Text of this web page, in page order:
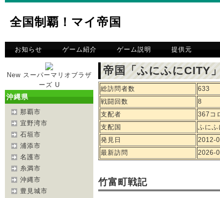
全国制覇！マイ帝国
お知らせ ゲーム紹介 ゲーム説明 提供元
New スーパーマリオブラザ
ーズ U
沖縄県
那覇市
宜野湾市
石垣市
浦添市
名護市
糸満市
沖縄市
豊見城市
帝国「ふにふにCITY
総訪問者数
633
戦闘回数
8
支配者
367コ
支配国
ふに
発見日
2012-
最新訪問
2026-
竹富町戦記